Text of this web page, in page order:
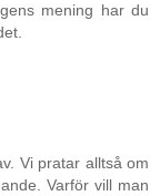
mening har du
Vi pratar alltså om
Varför vill man